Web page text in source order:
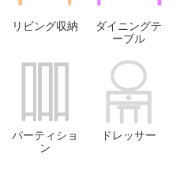
リビング収納
ダイニングテ
ーブル
パーティショ
ン
ドレッサー